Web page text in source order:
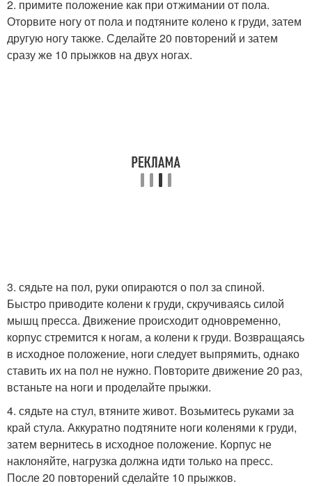
2. примите положение как при отжимании от пола.
Оторвите ногу от пола и подтяните колено к груди, затем
другую ногу также. Сделайте 20 повторений и затем
сразу же 10 прыжков на двух ногах.
3. сядьте на пол, руки опираются о пол за спиной.
Быстро приводите колени к груди, скручиваясь силой
мышц пресса. Движение происходит одновременно,
корпус стремится к ногам, а колени к груди. Возвращаясь
в исходное положение, ноги следует выпрямить, однако
ставить их на пол не нужно. Повторите движение 20 раз,
встаньте на ноги и проделайте прыжки.
4. сядьте на стул, втяните живот. Возьмитесь руками за
край стула. Аккуратно подтяните ноги коленями к груди,
затем вернитесь в исходное положение. Корпус не
наклоняйте, нагрузка должна идти только на пресс.
После 20 повторений сделайте 10 прыжков.